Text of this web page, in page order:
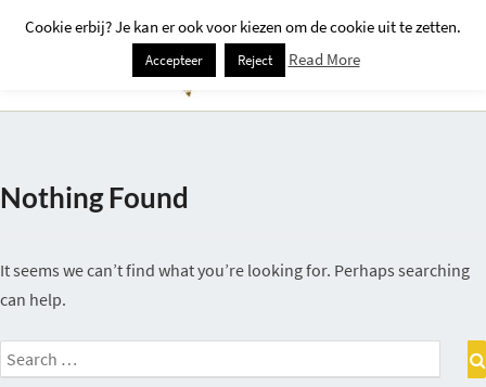
Nothing
Nothing Found
It seems we can’t find what you’re looking for. Perhaps searching
can help.
Search
for:
Cookie erbij? Je kan er ook voor kiezen om de cookie uit te zetten.
Accepteer Reject Read More